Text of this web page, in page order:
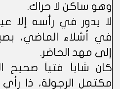
وهو ساكن لا حراك.
لا يدور في رأسه إلا
في أشلاء الماضي،
إلى مهد الحاضر.
كان شاباً فتياً صحيح
مكتمل الرجولة، ذا